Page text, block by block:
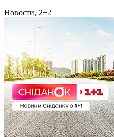
Новости, 2+2